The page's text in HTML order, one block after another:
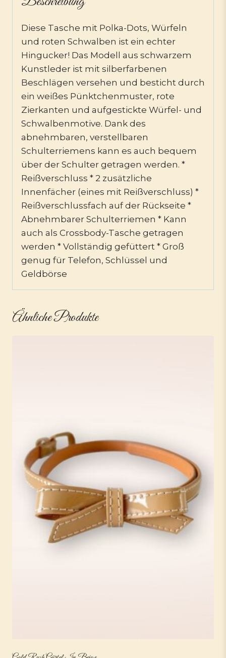
Diese Tasche mit Polka-Dots, Würfeln
und roten Schwalben ist ein echter
Hingucker! Das Modell aus schwarzem
Kunstleder ist mit silberfarbenen
Beschlägen versehen und besticht durch
ein weißes Pünktchenmuster, rote
Zierkanten und aufgestickte Würfel- und
Schwalbenmotive. Dank des
abnehmbaren, verstellbaren
Schulterriemens kann es auch bequem
über der Schulter getragen werden. *
Reißverschluss * 2 zusätzliche
Innenfächer (eines mit Reißverschluss) *
Reißverschlussfach auf der Rückseite *
Abnehmbarer Schulterriemen * Kann
auch als Crossbody-Tasche getragen
werden * Vollständig gefüttert * Groß
genug für Telefon, Schlüssel und
Geldbörse
Ähnliche Produkte